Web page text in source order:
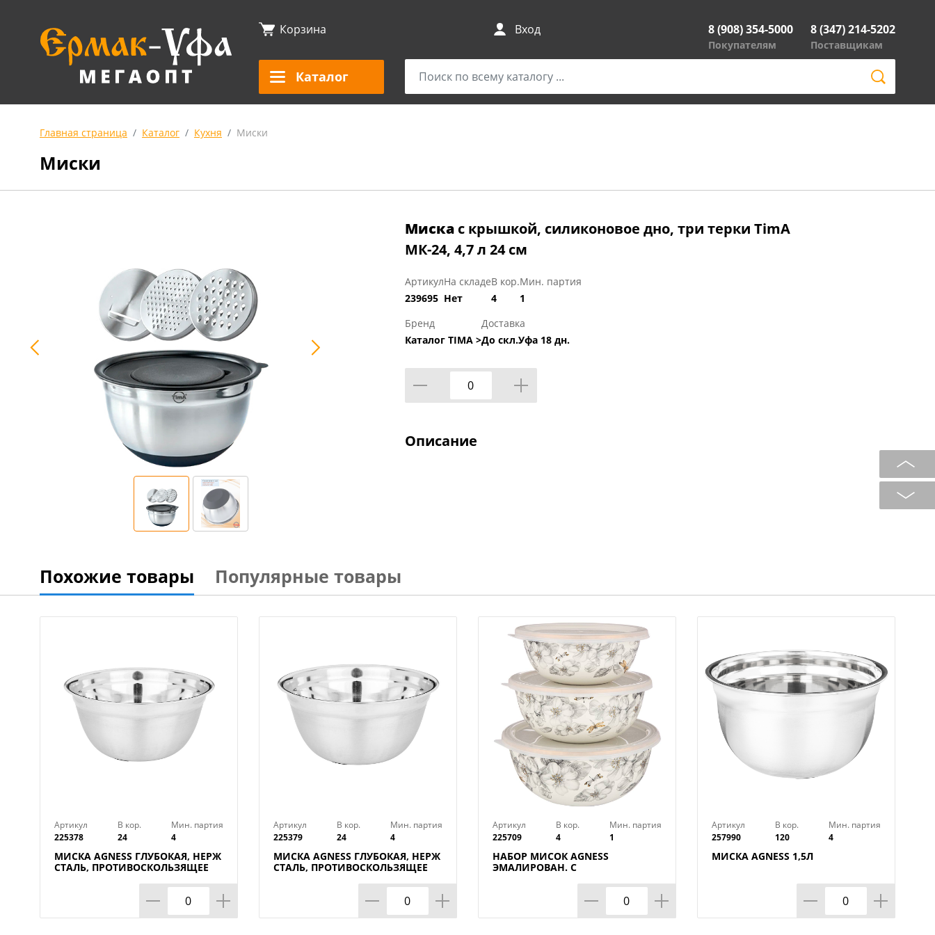
Корзина Вход 8 (908) 354-5000
Покупателям
8 (347) 214-5202
Поставщикам
Каталог
Главная страница Каталог Кухня Миски
Миски
Миска с крышкой, силиконовое дно, три терки TimA
МК-24, 4,7 л 24 см
Артикул
239695
На складе
Нет
В кор.
4
Мин. партия
1
Бренд
Каталог TIMA >
Доставка
До скл.Уфа 18 дн.
Описание
Похожие товары Популярные товары
Артикул
225378
В кор.
24
Мин. партия
4
МИСКА AGNESS ГЛУБОКАЯ, НЕРЖ
СТАЛЬ, ПРОТИВОСКОЛЬЗЯЩЕЕ
Артикул
225379
В кор.
24
Мин. партия
4
МИСКА AGNESS ГЛУБОКАЯ, НЕРЖ
СТАЛЬ, ПРОТИВОСКОЛЬЗЯЩЕЕ
Артикул
225709
В кор.
4
Мин. партия
1
НАБОР МИСОК AGNESS
ЭМАЛИРОВАН. С
6ПР.14/16/18СМ, 0,6/0,9/1,3Л
Артикул
257990
В кор.
120
Мин. партия
4
МИСКА AGNESS 1,5Л